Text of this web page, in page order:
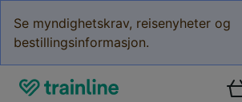
Se myndighetskrav, reisenyheter og
bestillingsinformasjon.